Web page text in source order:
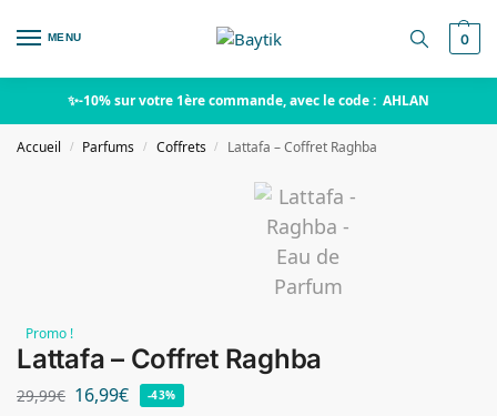
MENU 0
✨-10% sur votre 1ère commande, avec le code : AHLAN
Accueil / Parfums / Coffrets / Lattafa – Coffret Raghba
Promo !
Lattafa – Coffret Raghba
29,99€ 16,99€ -43%